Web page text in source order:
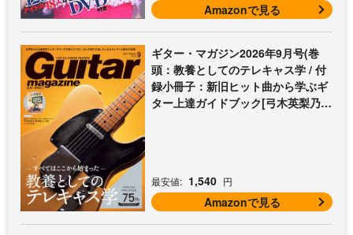
Amazonで見る
ギター・マガジン2026年9月号(巻
頭：教養としてのテレキャス学 / 付
録小冊子：新旧ヒット曲から学ぶギ
ター上達ガイドブック[弓木英梨乃の
最安値: 1,540 円
Amazonで見る